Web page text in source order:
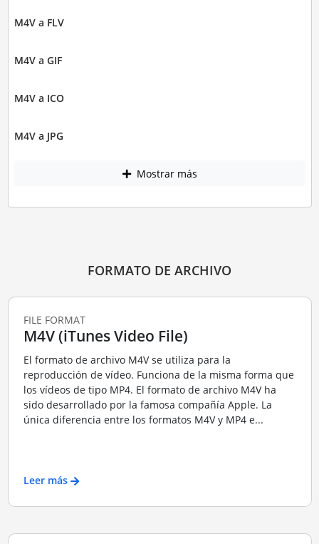
M4V a FLV
M4V a GIF
M4V a ICO
M4V a JPG
Mostrar más
FORMATO DE ARCHIVO
FILE FORMAT
M4V (iTunes Video File)
El formato de archivo M4V se utiliza para la
reproducción de vídeo. Funciona de la misma forma que
los vídeos de tipo MP4. El formato de archivo M4V ha
sido desarrollado por la famosa compañía Apple. La
única diferencia entre los formatos M4V y MP4 e...
Leer más